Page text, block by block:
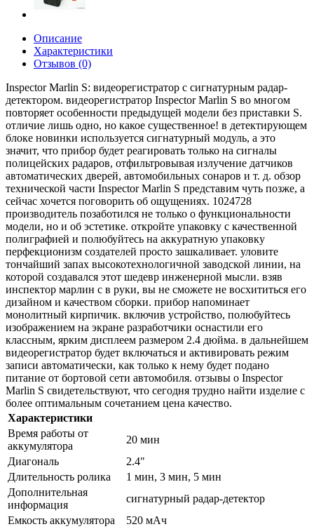
Описание
Характеристики
Отзывов (0)
Inspector Marlin S: видеорегистратор с сигнатурным радар-
детектором. видеорегистратор Inspector Marlin S во многом
повторяет особенности предыдущей модели без приставки S.
отличие лишь одно, но какое существенное! в детектирующем
блоке новинки используется сигнатурный модуль, а это
значит, что прибор будет реагировать только на сигналы
полицейских радаров, отфильтровывая излучение датчиков
автоматических дверей, автомобильных сонаров и т. д. обзор
технической части Inspector Marlin S представим чуть позже, а
сейчас хочется поговорить об ощущениях. 1024728
производитель позаботился не только о функциональности
модели, но и об эстетике. откройте упаковку с качественной
полиграфией и полюбуйтесь на аккуратную упаковку
перфекционизм создателей просто зашкаливает. уловите
тончайший запах высокотехнологичной заводской линии, на
которой создавался этот шедевр инженерной мысли. взяв
инспектор марлин с в руки, вы не сможете не восхититься его
дизайном и качеством сборки. прибор напоминает
монолитный кирпичик. включив устройство, полюбуйтесь
изображением на экране разработчики оснастили его
классным, ярким дисплеем размером 2.4 дюйма. в дальнейшем
видеорегистратор будет включаться и активировать режим
записи автоматически, как только к нему будет подано
питание от бортовой сети автомобиля. отзывы о Inspector
Marlin S свидетельствуют, что сегодня трудно найти изделие с
более оптимальным сочетанием цена качество.
Характеристики
Время работы от
аккумулятора
20 мин
Диагональ
2.4"
Длительность ролика
1 мин, 3 мин, 5 мин
Дополнительная
информация
сигнатурный радар-детектор
Емкость аккумулятора
520 мАч